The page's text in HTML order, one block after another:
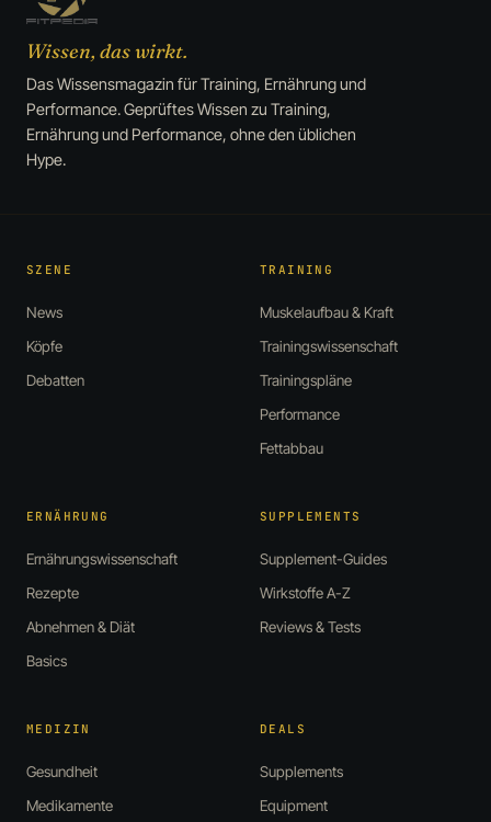
Wissen, das wirkt.
Das Wissensmagazin für Training, Ernährung und
Performance. Geprüftes Wissen zu Training,
Ernährung und Performance, ohne den üblichen
Hype.
SZENE
News
Köpfe
Debatten
TRAINING
Muskelaufbau & Kraft
Trainingswissenschaft
Trainingspläne
Performance
Fettabbau
ERNÄHRUNG
Ernährungswissenschaft
Rezepte
Abnehmen & Diät
Basics
SUPPLEMENTS
Supplement-Guides
Wirkstoffe A-Z
Reviews & Tests
MEDIZIN
Gesundheit
Medikamente
DEALS
Supplements
Equipment